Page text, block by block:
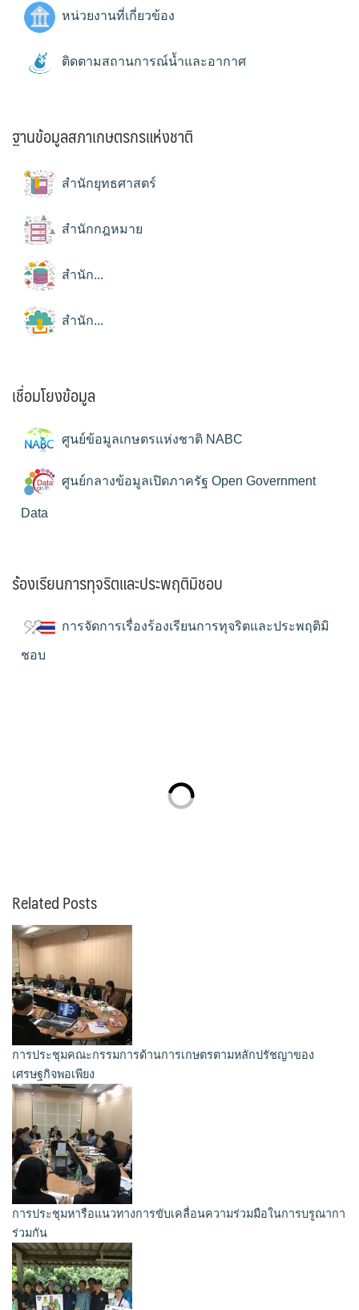
หน่วยงานที่เกี่ยวข้อง
ติดตามสถานการณ์น้ำและอากาศ
ฐานข้อมูลสภาเกษตรกรแห่งชาติ
สำนักยุทธศาสตร์
สำนักกฎหมาย
สำนัก...
สำนัก...
เชื่อมโยงข้อมูล
ศูนย์ข้อมูลเกษตรแห่งชาติ NABC
ศูนย์กลางข้อมูลเปิดภาครัฐ Open Government
Data
ร้องเรียนการทุจริตและประพฤติมิชอบ
การจัดการเรื่องร้องเรียนการทุจริตและประพฤติมิ
ชอบ
Related Posts
การประชุมคณะกรรมการด้านการเกษตรตามหลักปรัชญาของ
เศรษฐกิจพอเพียง
การประชุมหารือแนวทางการขับเคลื่อนความร่วมมือในการบรูณากา
ร่วมกัน